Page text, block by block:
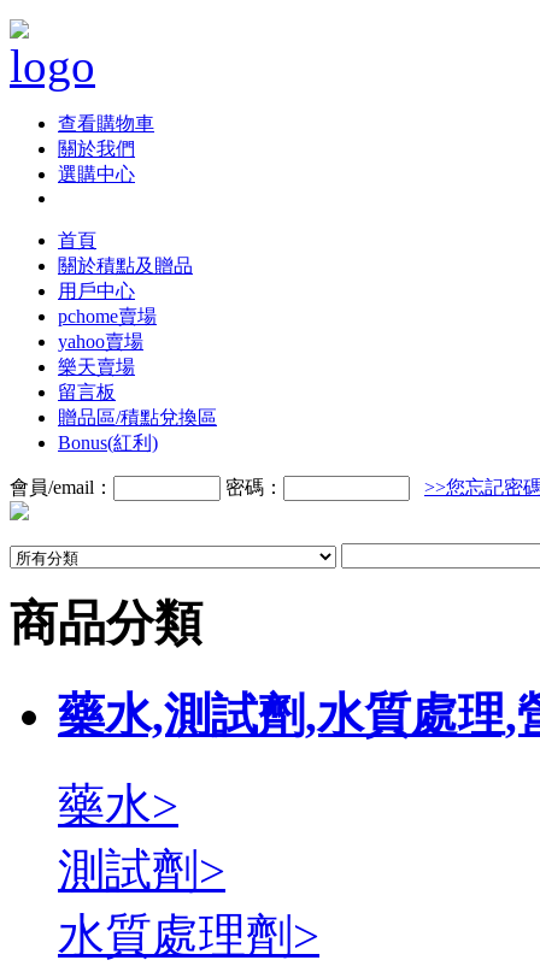
查看購物車
關於我們
選購中心
首頁
關於積點及贈品
用戶中心
pchome賣場
yahoo賣場
樂天賣場
留言板
贈品區/積點兌換區
Bonus(紅利)
會員/email： 密碼： >>您忘記密
商品分類
藥水,測試劑,水質處理,
藥水>
測試劑>
水質處理劑>